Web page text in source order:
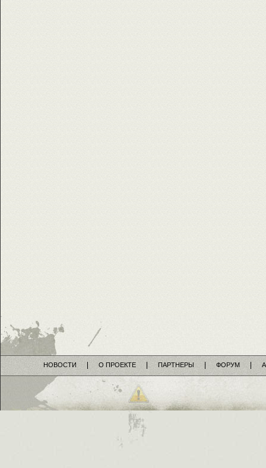
НОВОСТИ О ПРОЕКТЕ ПАРТНЕРЫ ФОРУМ